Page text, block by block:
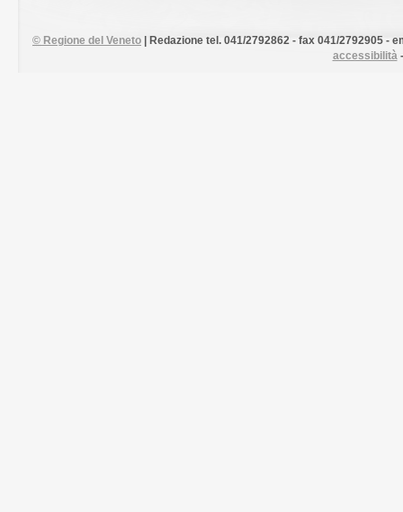
© Regione del Veneto
| Redazione tel. 041/2792862 - fax 041/2792905 -
accessibilità